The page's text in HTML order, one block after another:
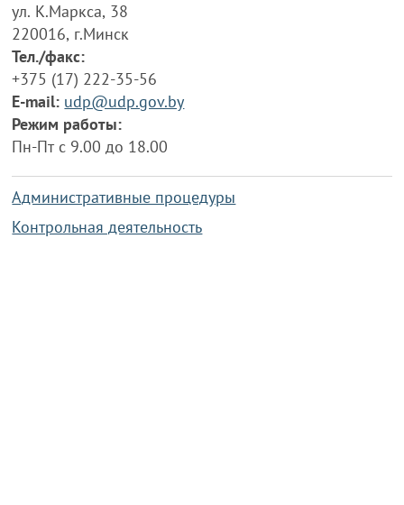
ул. К.Маркса, 38
220016, г.Минск
Тел./факс:
+375 (17) 222-35-56
E-mail: udp@udp.gov.by
Режим работы:
Пн-Пт с 9.00 до 18.00
Административные процедуры
Контрольная деятельность